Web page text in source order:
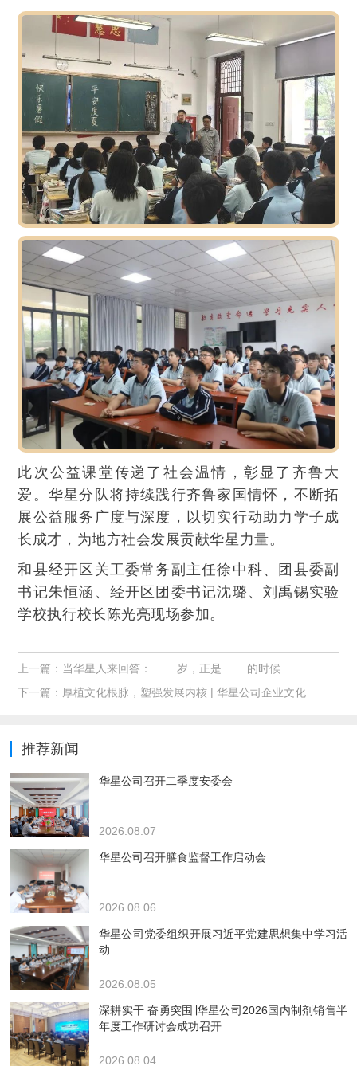
此次公益课堂传递了社会温情，彰显了齐鲁大
爱。华星分队将持续践行齐鲁家国情怀，不断拓
展公益服务广度与深度，以切实行动助力学子成
长成才，为地方社会发展贡献华星力量。
和县经开区关工委常务副主任徐中科、团县委副
书记朱恒涵、经开区团委书记沈璐、刘禹锡实验
学校执行校长陈光亮现场参加。
上一篇： 当华星人来回答：____岁，正是____的时候
下一篇： 厚植文化根脉，塑强发展内核 | 华星公司企业文化思辩会圆满收官！
推荐新闻
华星公司召开二季度安委会
2026.08.07
华星公司召开膳食监督工作启动会
2026.08.06
华星公司党委组织开展习近平党建思想集中学习活
动
2026.08.05
深耕实干 奋勇突围∣华星公司2026国内制剂销售半
年度工作研讨会成功召开
2026.08.04